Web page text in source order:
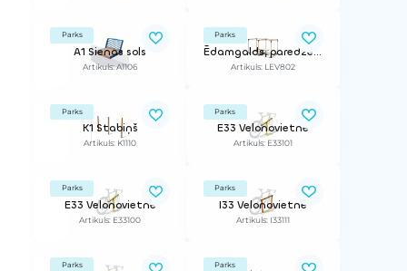
Parks
A1 Sienas sols
Artikuls: A1106
Parks
Ēdamgalds, paredzēts dubultajam rāmim
Artikuls: LEV802
Parks
K1 Stabiņš
Artikuls: K1110
Parks
E33 Velonovietne
Artikuls: E33101
Parks
E33 Velonovietne
Artikuls: E33100
Parks
I33 Velonovietne
Artikuls: I33111
Parks Parks